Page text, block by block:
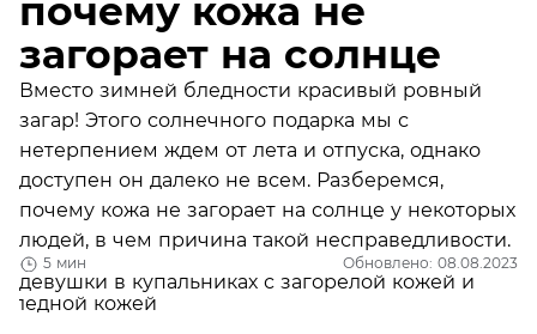
5 мин Обновлено: 08.08.2023
почему кожа не
загорает на солнце
Вместо зимней бледности красивый ровный
загар! Этого солнечного подарка мы с
нетерпением ждем от лета и отпуска, однако
доступен он далеко не всем. Разберемся,
почему кожа не загорает на солнце у некоторых
людей, в чем причина такой несправедливости.